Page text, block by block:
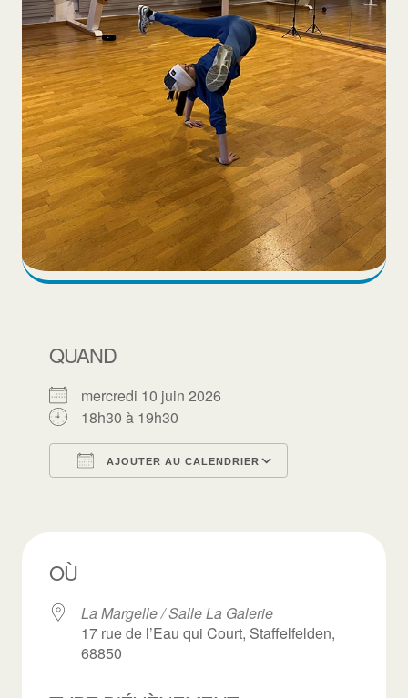
QUAND
mercredi 10 juin 2026
18h30 à 19h30
AJOUTER AU CALENDRIER
OÙ
La Margelle / Salle La Galerie
17 rue de l’Eau qui Court, Staffelfelden,
68850